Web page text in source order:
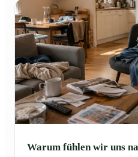
Warum fühlen wir uns